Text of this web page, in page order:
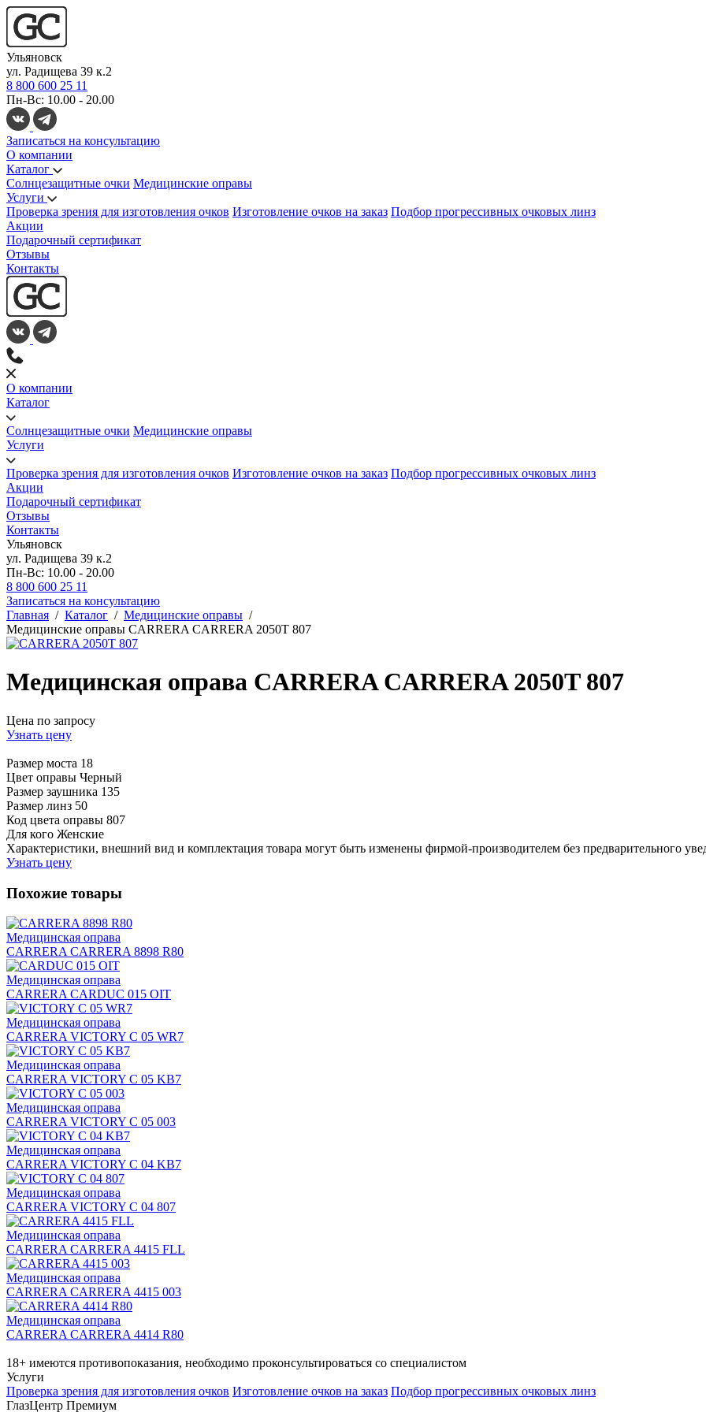
Ульяновск
ул. Радищева 39 к.2
8 800 600 25 11
Пн-Вс: 10.00 - 20.00
Записаться на консультацию
О компании
Каталог
Солнцезащитные очки Медицинские оправы
Услуги
Проверка зрения для изготовления очков Изготовление очков на заказ Подбор прогрессивных очковых линз
Акции
Подарочный сертификат
Отзывы
Контакты
О компании
Каталог
Солнцезащитные очки Медицинские оправы
Услуги
Проверка зрения для изготовления очков Изготовление очков на заказ Подбор прогрессивных очковых линз
Акции
Подарочный сертификат
Отзывы
Контакты
Ульяновск
ул. Радищева 39 к.2
Пн-Вс: 10.00 - 20.00
8 800 600 25 11
Записаться на консультацию
Главная / Каталог / Медицинские оправы /
Медицинские оправы CARRERA CARRERA 2050T 807
Медицинская оправа CARRERA CARRERA 2050T 807
Цена по запросу
Узнать цену
Размер моста 18
Цвет оправы Черный
Размер заушника 135
Размер линз 50
Код цвета оправы 807
Для кого Женские
Характеристики, внешний вид и комплектация товара могут быть изменены фирмой-производителем без предварительного
Узнать цену
Похожие товары
Медицинская оправа
CARRERA CARRERA 8898 R80
Медицинская оправа
CARRERA CARDUC 015 OIT
Медицинская оправа
CARRERA VICTORY C 05 WR7
Медицинская оправа
CARRERA VICTORY C 05 KB7
Медицинская оправа
CARRERA VICTORY C 05 003
Медицинская оправа
CARRERA VICTORY C 04 KB7
Медицинская оправа
CARRERA VICTORY C 04 807
Медицинская оправа
CARRERA CARRERA 4415 FLL
Медицинская оправа
CARRERA CARRERA 4415 003
Медицинская оправа
CARRERA CARRERA 4414 R80
18+ имеются противопоказания, необходимо проконсультироваться со специалистом
Услуги
Проверка зрения для изготовления очков Изготовление очков на заказ Подбор прогрессивных очковых линз
ГлазЦентр Премиум